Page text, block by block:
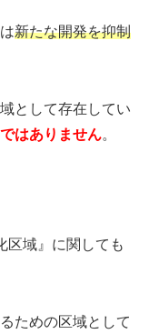
新たな開発を抑制
として存在してい
はありません。
区域』に関しても
ための区域として